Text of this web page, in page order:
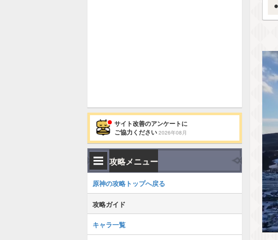
サイト改善のアンケートに
ご協力ください 2026年08月
攻略メニュー
原神の攻略トップへ戻る
攻略ガイド
キャラ一覧